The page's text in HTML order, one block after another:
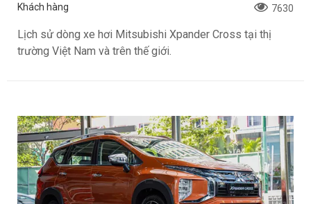
Khách hàng 7630
Lịch sử dòng xe hơi Mitsubishi Xpander Cross tại thị
trường Việt Nam và trên thế giới.